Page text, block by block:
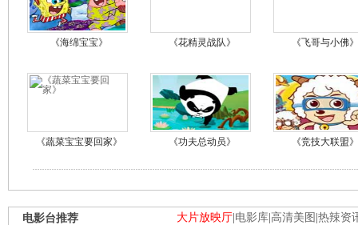
《海绵宝宝》 《花精灵战队》 《飞哥与小佛》
《蔬菜宝宝要回家》 《功夫总动员》 《竞技大联盟》
大片放映厅 电影库 高清美图 热辣资
电影台推荐